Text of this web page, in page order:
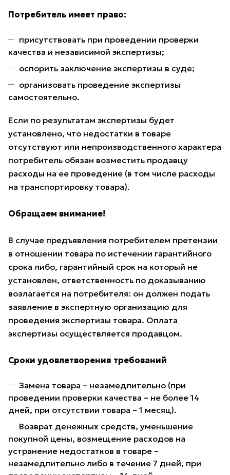
Потребитель имеет право:
присутствовать при проведении проверки
качества и независимой экспертизы;
оспорить заключение экспертизы в суде;
организовать проведение экспертизы
самостоятельно.
Если по результатам экспертизы будет
установлено, что недостатки в товаре
отсутствуют или непроизводственного характера
потребитель обязан возместить продавцу
расходы на ее проведение (в том числе расходы
на транспортировку товара).
Обращаем внимание!
В случае предъявления потребителем претензии
в отношении товара по истечении гарантийного
срока либо, гарантийный срок на который не
установлен, ответственность по доказыванию
возлагается на потребителя: он должен подать
заявление в экспертную организацию для
проведения экспертизы товара. Оплата
экспертизы осуществляется продавцом.
Сроки удовлетворения требований
Замена товара – незамедлительно (при
проведении проверки качества – не более 14
дней, при отсутствии товара – 1 месяц).
Возврат денежных средств, уменьшение
покупной цены, возмещение расходов на
устранение недостатков в товаре –
незамедлительно либо в течение 7 дней, при